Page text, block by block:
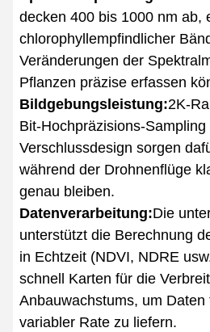
decken 400 bis 1000 nm ab,
chlorophyllempfindlicher
Veränderungen der
Pflanzen präzise erfassen
Bildgebungsleistung:2K-
Bit-Hochpräzisions-
Verschlussdesign sorgen
während der Drohnenflüge
genau bleiben.
Datenverarbeitung:Die
unterstützt die Berechnung
in Echtzeit (NDVI, NDRE
schnell Karten für die
Anbauwachstums, um
variabler Rate zu liefern.